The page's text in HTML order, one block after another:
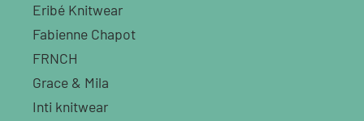
Eribé Knitwear
Fabienne Chapot
FRNCH
Grace & Mila
Inti knitwear